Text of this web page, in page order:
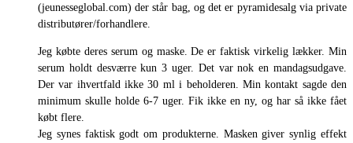
(jeunesseglobal.com) der står bag, og det er pyramidesalg via private
distributører/forhandlere.
Jeg købte deres serum og maske. De er faktisk virkelig lækker. Min
serum holdt desværre kun 3 uger. Det var nok en mandagsudgave.
Der var ihvertfald ikke 30 ml i beholderen. Min kontakt sagde den
minimum skulle holde 6-7 uger. Fik ikke en ny, og har så ikke fået
købt flere.
Jeg synes faktisk godt om produkterne. Masken giver synlig effekt